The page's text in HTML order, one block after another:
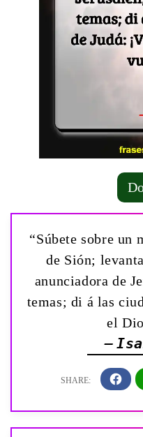
“Súbete sobre un
de Sión;
anunciadora de
temas; di á las
el
—